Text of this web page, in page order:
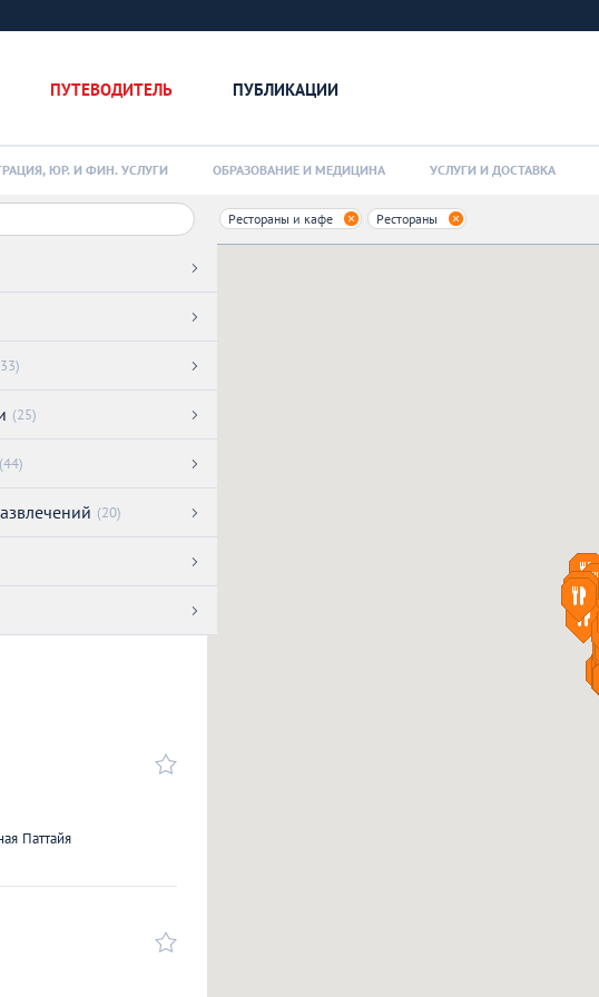
ПУТЕВОДИТЕЛЬ ПУБЛИКАЦИИ
ЮР. И ФИН. УСЛУГИ ОБРАЗОВАНИЕ И МЕДИЦИНА УСЛУГИ И ДОСТАВКА
(25)
(44)
(20)
Паттайя
Рестораны и кафе Рестораны